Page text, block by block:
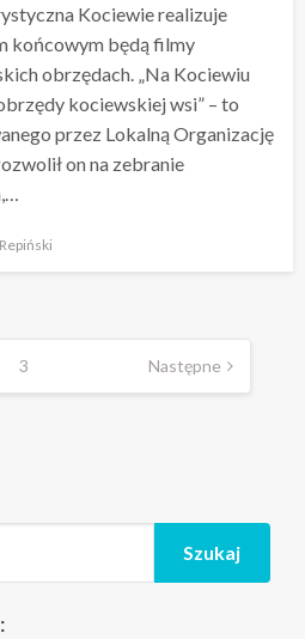
Kociewie realizuje
końcowym będą filmy
obrzędach. „Na Kociewiu
kociewskiej wsi” – to
przez Lokalną Organizację
on na zebranie
3 Następne